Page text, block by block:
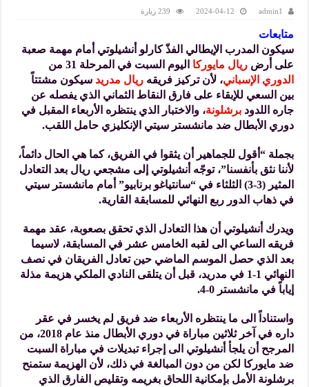
admin1
2024-04-12 239 زيارة
متابعات
سيكون المدرب الإيطالي الفذّ كارلو أنشيلوتي أمام مهمة صعبة
على أرضريال مايوركا اليوم السبت في المرحلة 31 من
الدوري الإسباني، لأن تركيز فريقهريال مدريد سيكون مشتتاً
بين السعي للإبقاء على فارق النقاط الثماني الذي يفصله عن
جاره اللدودبرشلونة، والاختبار الذي ينتظره الأربعاء المقبل في
دوري الأبطال ضد مانشستر سيتي الإنكليزي حامل اللقب.
بجملة “أقول للجماهير أن يثقوا في الفريق، كما هي الحال دائماً،
لأننا نثق بأنفسنا”، توجّه أنشيلوتي إلى مشجعي ريال بعد التعادل
المثير (3-3) الثلثاء في “سانتياغو برنابيو” أمام مانشستر سيتي
في ذهاب الدور ربع النهائي للمسابقة القارية.
ويدرك أنشيلوتي أن هذا التعادل الذي تحقق بصعوبة، عقد مهمة
فريقه الساعي الى لقبه الخامس عشر في المسابقة، لاسيما
بعد الذي حصل الموسم الماضي حين تعادل الفريقان في نصف
النهائي 1-1 في مدريد، قبل أن يتلقى النادي الملكي هزيمة مذلة
إياباً في مانشستر 0-4.
واستناداً الى ما ينتظره الأربعاء ضد فريق لم يخسر في عقر
داره في آخر ثلاثين مباراة في دوري الأبطال منذ عام 2018، من
المرجح أن يلجأ أنشيلوتي الى إجراء تبديلات في مباراة السبت
ضد مايوركا لكن من دون المبالغة في ذلك، لأن الهزيمة ستمنح
برشلونة الأمل بإمكانية اللحاق بغريمه وتقليص الفارق الذي